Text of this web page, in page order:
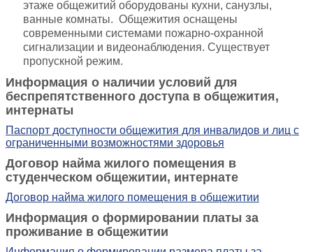
этаже общежитий оборудованы кухни, санузлы,
ванные комнаты. Общежития оснащены
современными системами пожарно-охранной
сигнализации и видеонаблюдения. Существует
пропускной режим.
Информация о наличии условий для
беспрепятственного доступа в общежития,
интернаты
Паспорт доступности общежития для инвалидов и лиц с
ограниченными возможностями здоровья
Договор найма жилого помещения в
студенческом общежитии, интернате
Договор найма жилого помещения в общежитии
Информация о формировании платы за
проживание в общежитии